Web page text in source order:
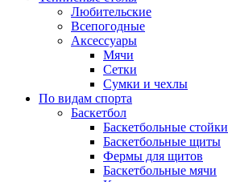
Любительские
Всепогодные
Аксессуары
Мячи
Сетки
Сумки и чехлы
По видам спорта
Баскетбол
Баскетбольные стойки
Баскетбольные щиты
Фермы для щитов
Баскетбольные мячи